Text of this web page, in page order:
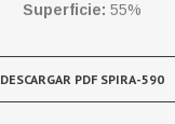
Superficie: 55%
DESCARGAR PDF SPIRA-590